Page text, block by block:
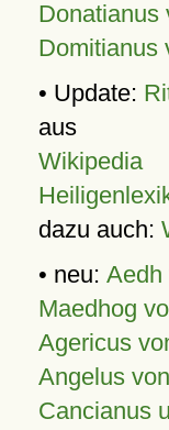
Donatianus
Domitianus
• Update:
aus
dazu auch:
• neu: Aedh
Maedhog
Agericus
Angelus
Cancianus